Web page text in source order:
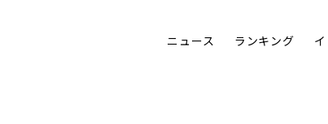
ニュース ランキング